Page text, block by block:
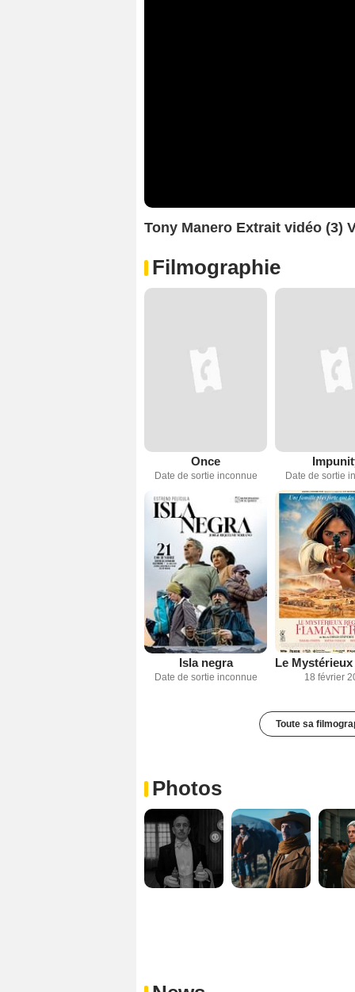
Tony Manero Extrait vidéo (3)
Filmographie
Once
Date de sortie inconnue Date de sortie
Isla negra
Date de sortie inconnue 18 février
Toute sa
Photos